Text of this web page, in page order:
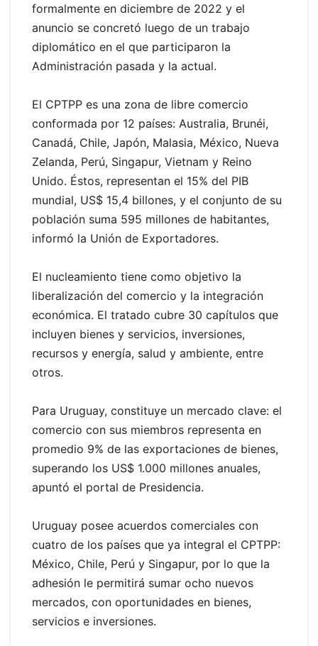
formalmente en diciembre de 2022 y el
anuncio se concretó luego de un trabajo
diplomático en el que participaron la
Administración pasada y la actual.
El CPTPP es una zona de libre comercio
conformada por 12 países: Australia, Brunéi,
Canadá, Chile, Japón, Malasia, México, Nueva
Zelanda, Perú, Singapur, Vietnam y Reino
Unido. Éstos, representan el 15% del PIB
mundial, US$ 15,4 billones, y el conjunto de su
población suma 595 millones de habitantes,
informó la Unión de Exportadores.
El nucleamiento tiene como objetivo la
liberalización del comercio y la integración
económica. El tratado cubre 30 capítulos que
incluyen bienes y servicios, inversiones,
recursos y energía, salud y ambiente, entre
otros.
Para Uruguay, constituye un mercado clave: el
comercio con sus miembros representa en
promedio 9% de las exportaciones de bienes,
superando los US$ 1.000 millones anuales,
apuntó el portal de Presidencia.
Uruguay posee acuerdos comerciales con
cuatro de los países que ya integral el CPTPP:
México, Chile, Perú y Singapur, por lo que la
adhesión le permitirá sumar ocho nuevos
mercados, con oportunidades en bienes,
servicios e inversiones.